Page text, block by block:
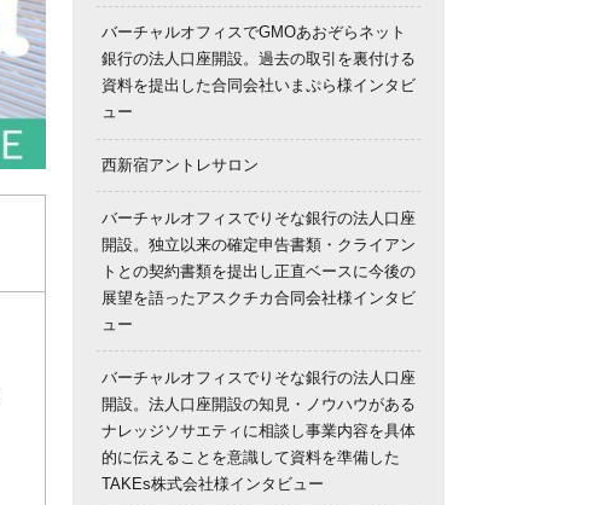
バーチャルオフィスでGMOあおぞらネット
銀行の法人口座開設。過去の取引を裏付ける
資料を提出した合同会社いまぷら様インタビ
ュー
西新宿アントレサロン
バーチャルオフィスでりそな銀行の法人口座
開設。独立以来の確定申告書類・クライアン
トとの契約書類を提出し正直ベースに今後の
展望を語ったアスクチカ合同会社様インタビ
ュー
バーチャルオフィスでりそな銀行の法人口座
開設。法人口座開設の知見・ノウハウがある
ナレッジソサエティに相談し事業内容を具体
的に伝えることを意識して資料を準備した
TAKEs株式会社様インタビュー